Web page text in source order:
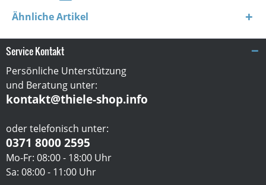
Ähnliche Artikel
Service Kontakt
Persönliche Unterstützung
und Beratung unter:
kontakt@thiele-shop.info
oder telefonisch unter:
0371 8000 2595
Mo-Fr: 08:00 - 18:00 Uhr
Sa: 08:00 - 11:00 Uhr